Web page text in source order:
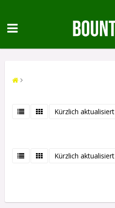
Kürzlich aktualisiert
Kürzlich aktualisiert